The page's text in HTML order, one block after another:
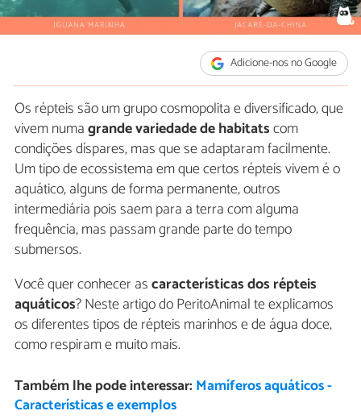
Adicione-nos no Google
Os répteis são um grupo cosmopolita e diversificado, que
vivem numagrande variedade de habitatscom
condições díspares, mas que se adaptaram facilmente.
Um tipo de ecossistema em que certos répteis vivem é o
aquático, alguns de forma permanente, outros
intermediária pois saem para a terra com alguma
frequência, mas passam grande parte do tempo
submersos.
Você quer conhecer ascaracterísticas dos répteis
aquáticos? Neste artigo do PeritoAnimal te explicamos
os diferentes tipos de répteis marinhos e de água doce,
como respiram e muito mais.
Também lhe pode interessar: Mamíferos aquáticos -
Características e exemplos